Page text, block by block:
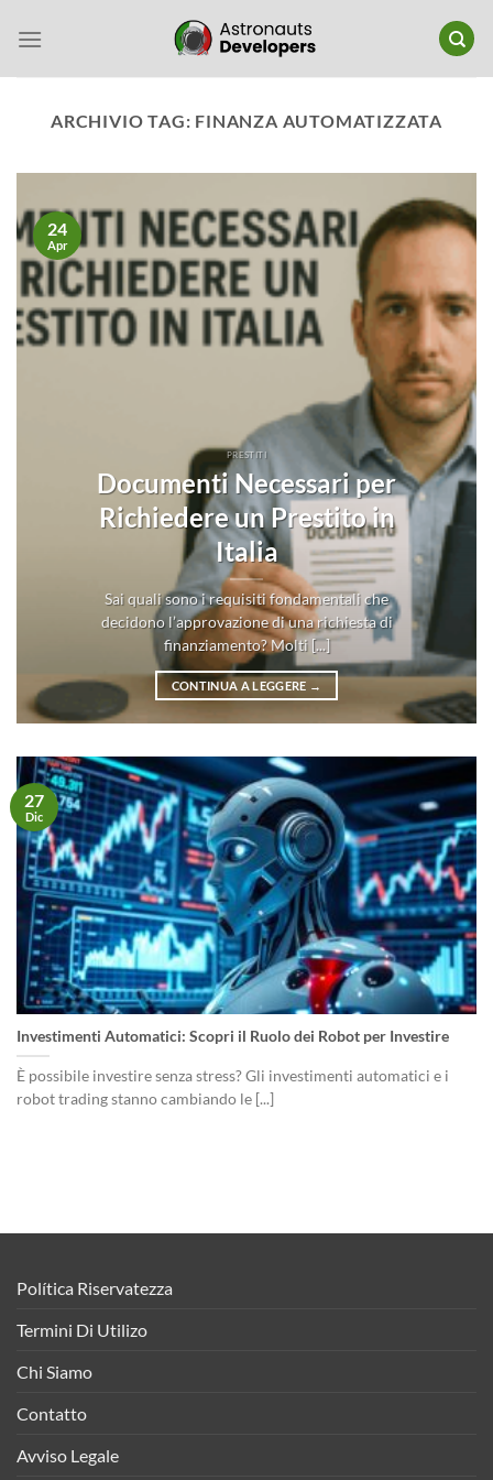
ARCHIVIO TAG: FINANZA AUTOMATIZZATA
PRESTITI
Documenti Necessari per
Richiedere un Prestito in
Italia
Sai quali sono i requisiti fondamentali che
decidono l’approvazione di una richiesta di
finanziamento? Molti [...]
CONTINUA A LEGGERE →
24
Apr
Investimenti Automatici: Scopri il Ruolo dei Robot per Investire
È possibile investire senza stress? Gli investimenti automatici e i
robot trading stanno cambiando le [...]
27
Dic
Política Riservatezza
Termini Di Utilizo
Chi Siamo
Contatto
Avviso Legale